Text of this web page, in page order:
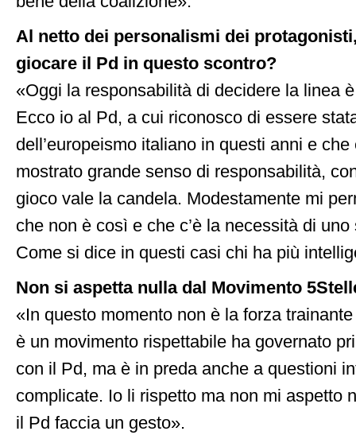
Al netto dei personalismi dei
giocare il Pd in questo scontro?
«Oggi la responsabilità di decidere la linea
Ecco io al Pd, a cui riconosco di essere
dell’europeismo italiano in questi anni e
mostrato grande senso di responsabilità,
gioco vale la candela. Modestamente mi
che non è così e che c’è la necessità di
Come si dice in questi casi chi ha più
Non si aspetta nulla dal Movimento
«In questo momento non è la forza
è un movimento rispettabile ha governato
con il Pd, ma è in preda anche a questioni
complicate. Io li rispetto ma non mi aspetto
il Pd faccia un gesto».